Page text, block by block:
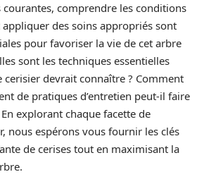
courantes, comprendre les conditions
des soins appropriés sont
pour favoriser la vie de cet arbre
sont les techniques essentielles
devrait connaître ? Comment
de pratiques d’entretien peut-il faire
explorant chaque facette de
nous espérons vous fournir les clés
de cerises tout en maximisant la